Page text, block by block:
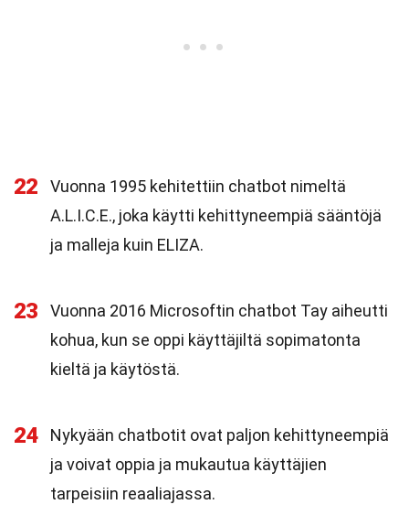
22
Vuonna 1995 kehitettiin chatbot nimeltä
A.L.I.C.E., joka käytti kehittyneempiä sääntöjä
ja malleja kuin ELIZA.
23
Vuonna 2016 Microsoftin chatbot Tay aiheutti
kohua, kun se oppi käyttäjiltä sopimatonta
kieltä ja käytöstä.
24
Nykyään chatbotit ovat paljon kehittyneempiä
ja voivat oppia ja mukautua käyttäjien
tarpeisiin reaaliajassa.